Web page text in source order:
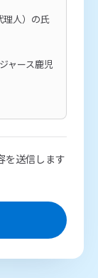
理人）の氏
ャース鹿児
て第三者
部を委託す
いて最善の
を送信します